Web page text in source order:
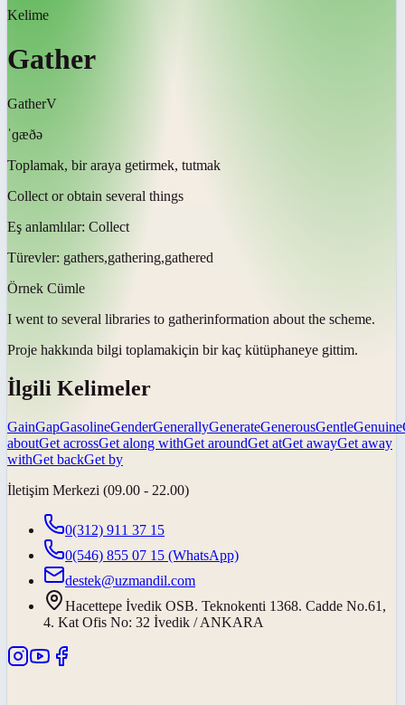
Kelime
Gather
GatherV
ˈɡæðə
Toplamak, bir araya getirmek, tutmak
Collect or obtain several things
Eş anlamlılar: Collect
Türevler: gathers,gathering,gathered
Örnek Cümle
I went to several libraries to gatherinformation about the scheme.
Proje hakkında bilgi toplamakiçin bir kaç kütüphaneye gittim.
İlgili Kelimeler
GainGapGasolineGenderGenerallyGenerateGenerousGentleGenuine
aboutGet acrossGet along withGet aroundGet atGet awayGet away
withGet backGet by
İletişim Merkezi (09.00 - 22.00)
0(312) 911 37 15
0(546) 855 07 15 (WhatsApp)
destek@uzmandil.com
Hacettepe İvedik OSB. Teknokenti 1368. Cadde No.61,
4. Kat Ofis No: 32 İvedik / ANKARA